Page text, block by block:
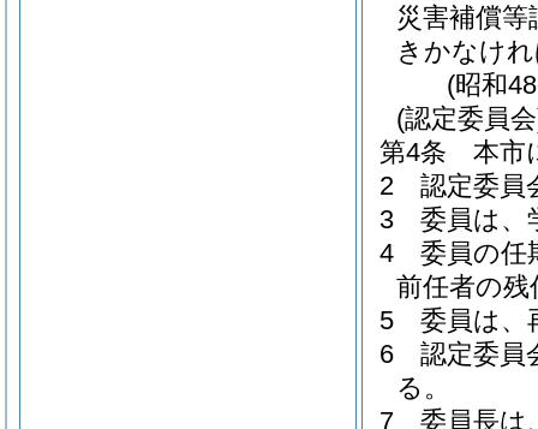
災害補償等
きかなけ
(昭和
(認定委員
第4条
本市
2
認定委員
3
委員は、
4
委員の任
前任者の
5
委員は、
6
認定委員
る。
7
委員長は